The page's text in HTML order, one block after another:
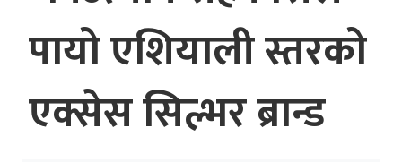
पायो एशियाली स्तरको
एक्सेस सिल्भर ब्रान्ड